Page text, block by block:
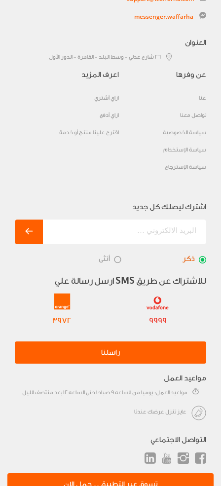
messenger.waffarha
العنوان
٢٦ شارع عدلي - وسط البلد - القاهرة - الدور الأول
عن وفرها
عنا
تواصل معنا
سياسة الخصوصية
سياسة الإستخدام
سياسة الإسترجاع
اعرف المزيد
ازاي أشتري
ازاي أدفع
اقترح علينا منتج أو خدمة
اشترك ليصلك كل جديد
ذكر أنثى
للاشتراك عن طريق SMS ارسل رسالة علي
9999
3972
راسلنا
مواعيد العمل
مواعيد العمل: يوميا من الساعه 9 صباحا حتى الساعه 12 بعد منتصف الليل
عايز تنزل عرضك عندنا
التواصل الاجتماعي
تسوق عبر التطبيق .. حمل الان